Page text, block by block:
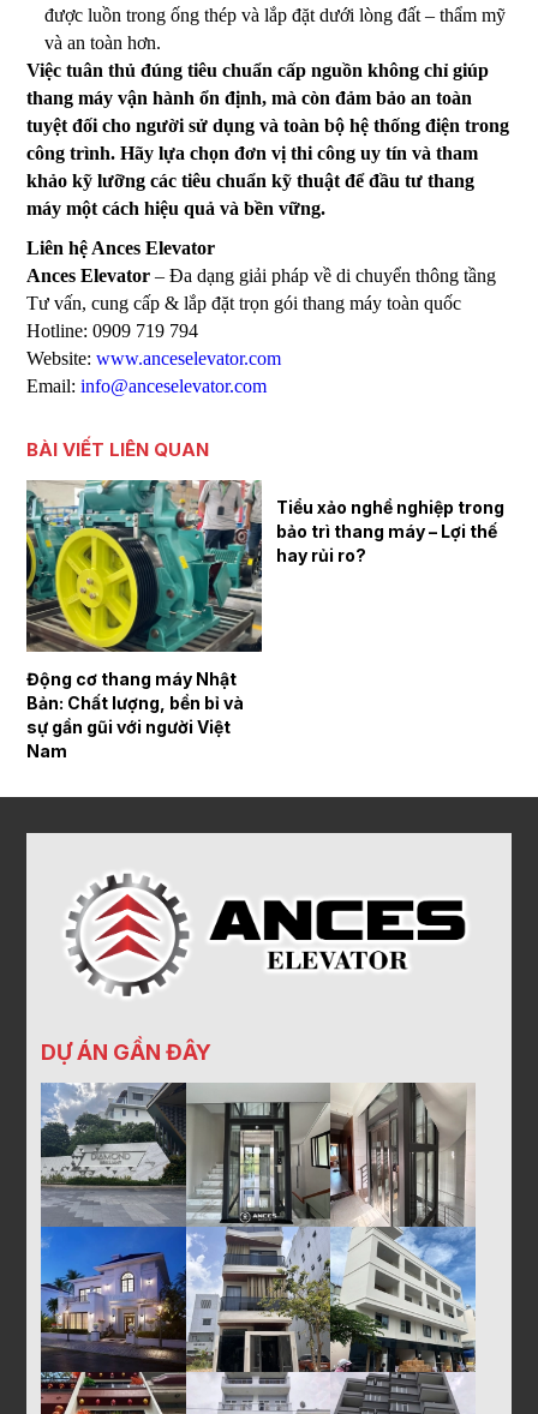
được luồn trong ống thép và lắp đặt dưới lòng đất – thẩm mỹ
và an toàn hơn.
Việc tuân thủ đúng tiêu chuẩn cấp nguồn không chỉ giúp
thang máy vận hành ổn định, mà còn đảm bảo an toàn
tuyệt đối cho người sử dụng và toàn bộ hệ thống điện trong
công trình. Hãy lựa chọn đơn vị thi công uy tín và tham
khảo kỹ lưỡng các tiêu chuẩn kỹ thuật để đầu tư thang
máy một cách hiệu quả và bền vững.
Liên hệ Ances Elevator
Ances Elevator– Đa dạng giải pháp về di chuyển thông tầng
Tư vấn, cung cấp & lắp đặt trọn gói thang máy toàn quốc
Hotline: 0909 719 794
Website:www.anceselevator.com
Email:info@anceselevator.com
BÀI VIẾT LIÊN QUAN
và
Tiểu xảo nghề nghiệp trong
bảo trì thang máy – Lợi thế
hay rủi ro?
Những Nguyên Nhân
Thang Máy Rơi và Cách
Phòng Ngừa
DỰ ÁN GẦN ĐÂY